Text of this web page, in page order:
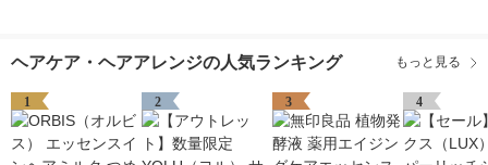
ヘアケア・ヘアアレンジの人気ランキング もっと見る
1 2 3 4